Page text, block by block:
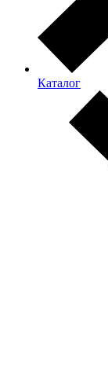
Каталог